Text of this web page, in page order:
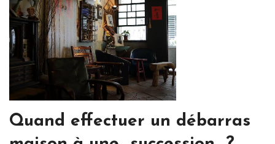
Quand effectuer un débarras